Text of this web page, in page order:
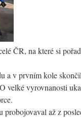
ČR, na které si
a v prvním kole
vyrovnanosti
probojovaval až z